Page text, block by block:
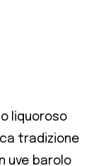
liquoroso
tradizione
uve barolo